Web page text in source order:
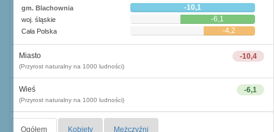
gm. Blachownia -10,1
woj. śląskie -6,1
Cała Polska -4,2
-10,4
Miasto
(Przyrost naturalny na 1000 ludności)
-6,1
Wieś
(Przyrost naturalny na 1000 ludności)
Ogółem Kobiety Mężczyźni